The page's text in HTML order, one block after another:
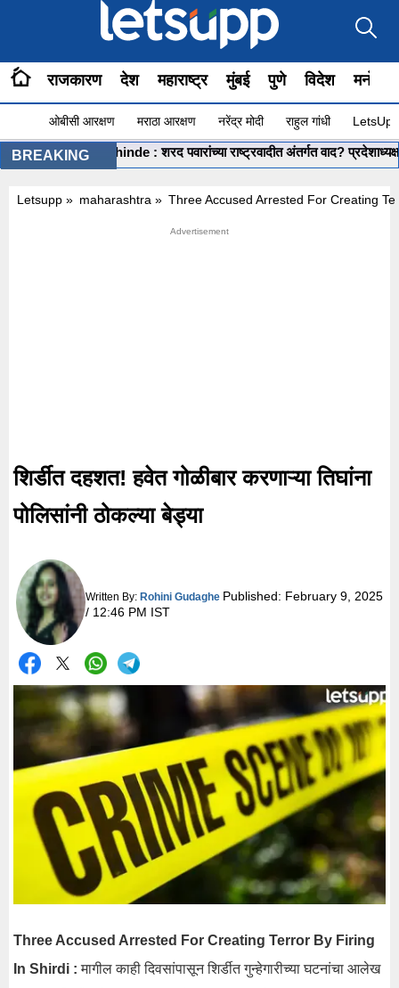
राजकारण देश महाराष्ट्र मुंबई पुणे विदेश
ओबीसी आरक्षण मराठा आरक्षण नरेंद्र मोदी राहुल गांधी
BREAKING
Shashikant Shinde : शरद पवारांच्या राष्ट्रवादीत अंतर्गत वाद? प्रदेशाध्यक्ष
Letsupp » maharashtra » Three Accused Arrested For Creating
शिर्डीत दहशत! हवेत गोळीबार करणाऱ्या तिघांना
पोलिसांनी ठोकल्या बेड्या
Written By: Rohini Gudaghe Published: February 9, 2025
/ 12:46 PM IST
Three Accused Arrested For Creating Terror By Firing
In Shirdi : मागील काही दिवसांपासून शिर्डीत गुन्हेगारीच्या घटनांचा आलेख